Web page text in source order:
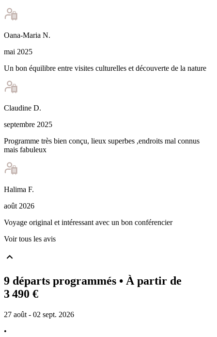
Oana-Maria N.
mai 2025
Un bon équilibre entre visites culturelles et découverte de la nature
Claudine D.
septembre 2025
Programme très bien conçu, lieux superbes ,endroits mal connus
mais fabuleux
Halima F.
août 2026
Voyage original et intéressant avec un bon conférencier
Voir tous les avis
9 départs programmés • À partir de
3 490 €
27 août - 02 sept. 2026
•